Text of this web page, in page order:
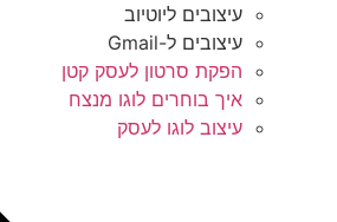
עיצובים ליוטיוב
עיצובים ל-Gmail
הפקת סרטון לעסק קטן
איך בוחרים לוגו מנצח
עיצוב לוגו לעסק